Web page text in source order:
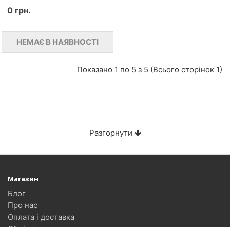
0 грн.
НЕМАЄ В НАЯВНОСТІ
Показано 1 по 5 з 5 (Всього сторінок 1)
Разгорнути
Магазин
Блог
Про нас
Оплата і доставка